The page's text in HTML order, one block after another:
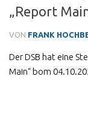
„Report
VON FRANK
Der DSB hat eine
Main“ bom